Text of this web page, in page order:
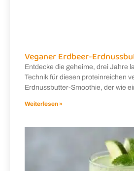
Veganer Erdbeer-
Entdecke die geheime, drei Jahre
Technik für diesen proteinreichen
Erdnussbutter-Smoothie, der wie
Weiterlesen »